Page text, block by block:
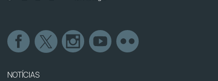
NOTÍCIAS